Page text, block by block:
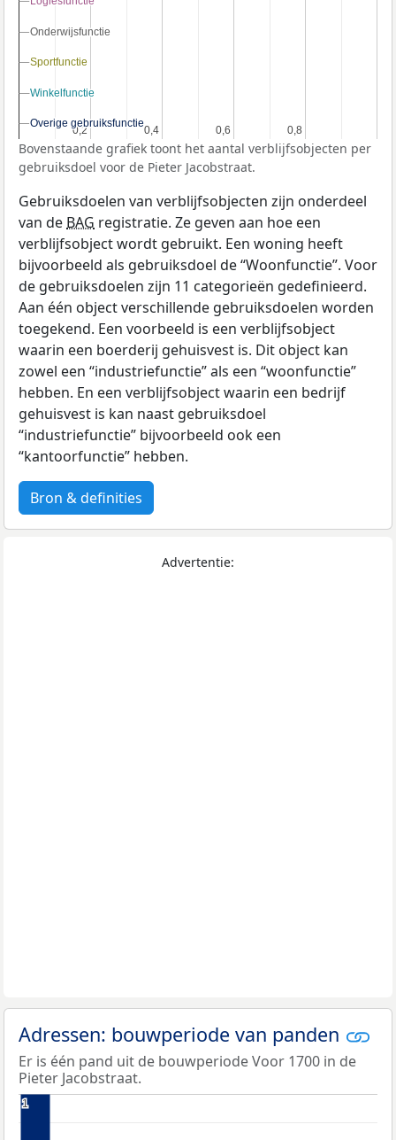
0,2
0,2 0,4
0,4 0,6
0,6 0,8
0,8
Onderwijsfunctie
Onderwijsfunctie
Sportfunctie
Sportfunctie
Winkelfunctie
Winkelfunctie
Overige gebruiksfunctie
Overige gebruiksfunctie
Bovenstaande grafiek toont het aantal verblijfsobjecten per
gebruiksdoel voor de Pieter Jacobstraat.
Gebruiksdoelen van verblijfsobjecten zijn onderdeel
van de BAG registratie. Ze geven aan hoe een
verblijfsobject wordt gebruikt. Een woning heeft
bijvoorbeeld als gebruiksdoel de “Woonfunctie”. Voor
de gebruiksdoelen zijn 11 categorieën gedefinieerd.
Aan één object verschillende gebruiksdoelen worden
toegekend. Een voorbeeld is een verblijfsobject
waarin een boerderij gehuisvest is. Dit object kan
zowel een “industriefunctie” als een “woonfunctie”
hebben. En een verblijfsobject waarin een bedrijf
gehuisvest is kan naast gebruiksdoel
“industriefunctie” bijvoorbeeld ook een
“kantoorfunctie” hebben.
Bron & definities
Advertentie:
Adressen: bouwperiode van panden
Er is één pand uit de bouwperiode Voor 1700 in de
Pieter Jacobstraat.
1
1